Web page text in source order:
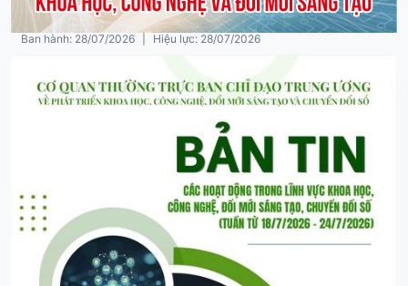
đảng trong quý II/2026
Ban hành: 28/07/2026 Hiệu lực: 28/07/2026
06-KH/TW
Kế hoạch số 06-KH/TW ngày 28/7/2026 thực hiện Kết
luận Hội nghị lần thứ ba Ban Chấp hành Trung ương
Đảng khóa XIV về tiếp tục hoàn thiện, vận hành hiệu
quả mô hình tổ chức tổng thể của hệ thống chính trị,
mô hình chính quyền địa phương 2 cấp
Ban hành: 28/07/2026 Hiệu lực: 28/07/2026
33-CTR/TW